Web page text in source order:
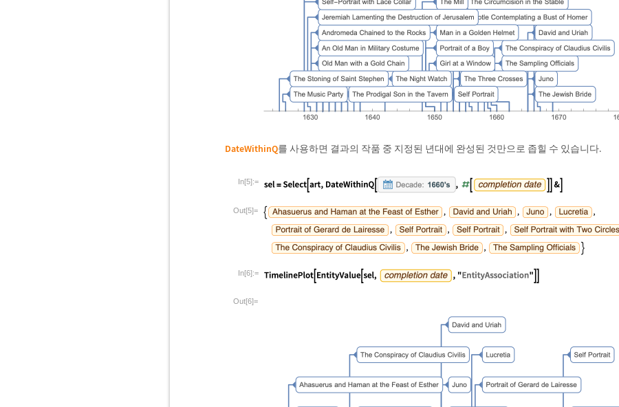
DateWithinQ를 사용하면 결과의 작품 중 지정된 년대에 완성된 것만으로 좁힐 수 있습니다.
In[5]:=
Out[5]=
In[6]:=
Out[6]=